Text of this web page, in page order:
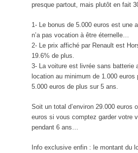
presque partout, mais plutôt en fait
1- Le bonus de 5.000 euros est une
n’a pas vocation à être éternelle…
2- Le prix affiché par Renault est
19.6% de plus.
3- La voiture est livrée sans batterie
location au minimum de 1.000 euros
5.000 euros de plus sur 5 ans.
Soit un total d’environ 29.000 euros
euros si vous comptez garder votre
pendant 6 ans…
Info exclusive enfin : le montant du